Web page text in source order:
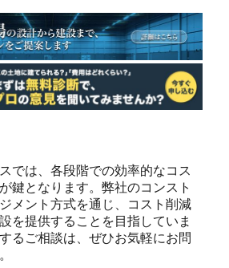
では、各段階での効率的なコス
鍵となります。弊社のコンスト
メント方式を通じ、コスト削減
を提供することを目指していま
るご相談は、ぜひお気軽にお問